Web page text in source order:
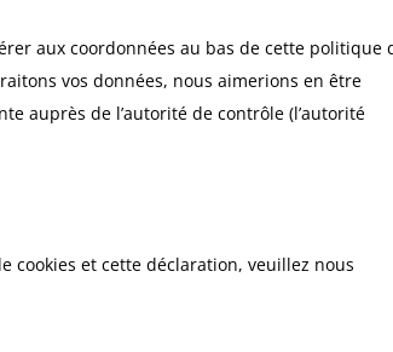
aux coordonnées au bas de cette politique
vos données, nous aimerions en être
auprès de l’autorité de contrôle (l’autorité
cookies et cette déclaration, veuillez nous